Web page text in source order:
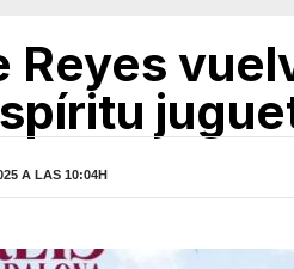
Reyes
A LAS 10:04H